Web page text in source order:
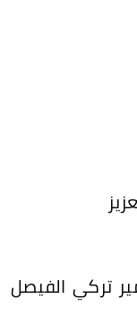
تركي الفيصل